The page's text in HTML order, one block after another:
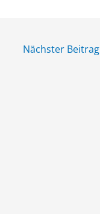
Nächster Beitrag